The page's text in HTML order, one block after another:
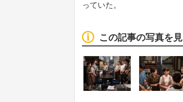
っていた。
この記事の写真を